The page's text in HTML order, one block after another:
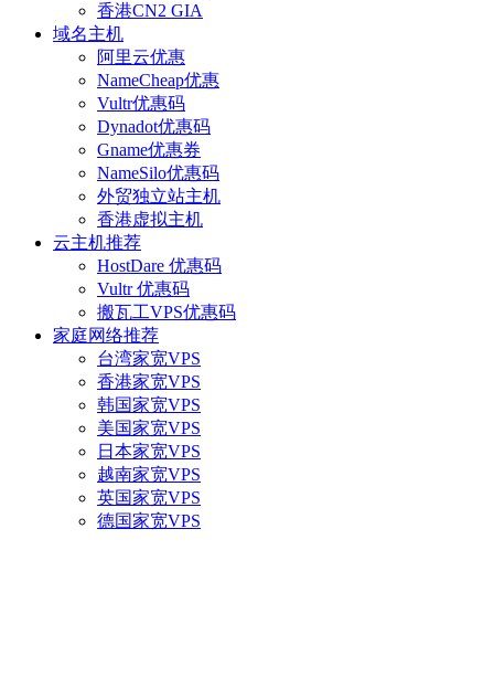
香港CN2 GIA
域名主机
阿里云优惠
NameCheap优惠
Vultr优惠码
Dynadot优惠码
Gname优惠券
NameSilo优惠码
外贸独立站主机
香港虚拟主机
云主机推荐
HostDare 优惠码
Vultr 优惠码
搬瓦工VPS优惠码
家庭网络推荐
台湾家宽VPS
香港家宽VPS
韩国家宽VPS
美国家宽VPS
日本家宽VPS
越南家宽VPS
英国家宽VPS
德国家宽VPS